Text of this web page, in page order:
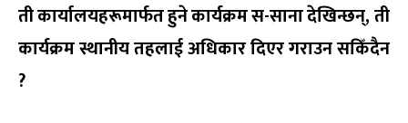
तीकार्यालयहरूमार्फतहुनेकार्यक्रमस-सानादेखिन्छन्,ती
कार्यक्रमस्थानीयतहलाईअधिकारदिएरगराउनसकिँदैन
?